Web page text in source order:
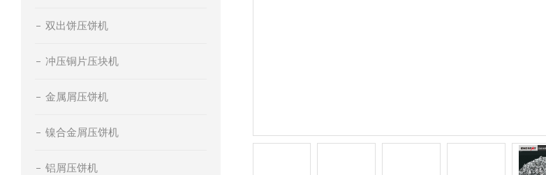
双出饼压饼机
冲压铜片压块机
金属屑压饼机
镍合金屑压饼机
铝屑压饼机